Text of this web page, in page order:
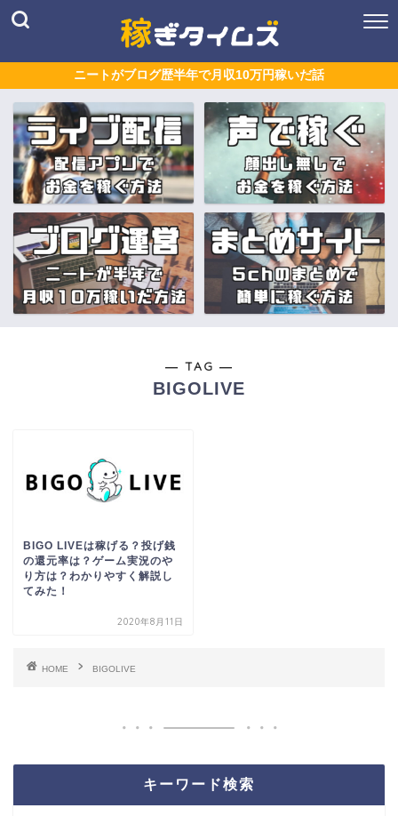
ニートがブログ歴半年で月収10万円稼いだ話
― TAG ―
BIGOLIVE
BIGO LIVEは稼げる？投げ銭
の還元率は？ゲーム実況のや
り方は？わかりやすく解説し
てみた！
2020年8月11日
HOME BIGOLIVE
キーワード検索